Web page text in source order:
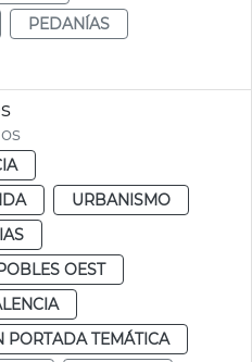
PEDANÍAS
URBANISMO
OEST
PORTADA TEMÁTICA